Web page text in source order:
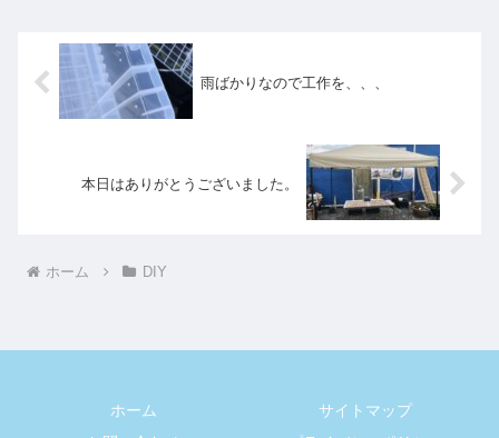
雨ばかりなので工作を、、、
本日はありがとうございました。
ホーム DIY
ホーム
サイトマップ